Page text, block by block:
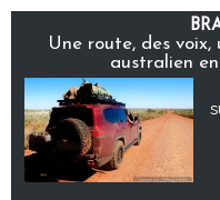
Une route, des voix,
australien